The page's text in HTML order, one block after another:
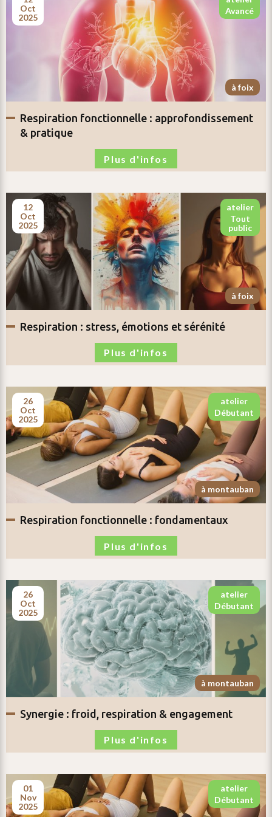
oct
2025
avancé
à foix
respiration fonctionnelle : approfondissement
& pratique
Plus d'infos
12
oct
2025
atelier
tout
public
à foix
respiration : stress, émotions et sérénité
Plus d'infos
26
oct
2025
atelier
débutant
à montauban
respiration fonctionnelle : fondamentaux
Plus d'infos
26
oct
2025
atelier
débutant
à montauban
synergie : froid, respiration & engagement
Plus d'infos
01
nov
2025
atelier
débutant